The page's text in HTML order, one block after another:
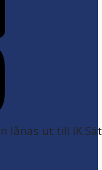
lånas ut till IK